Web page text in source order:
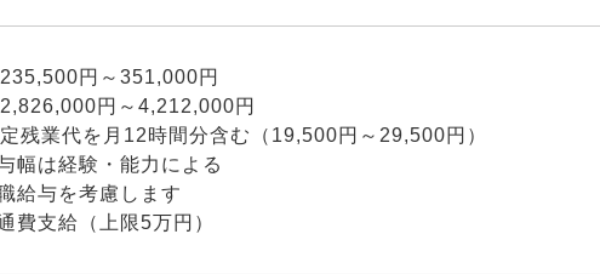
円～351,000円
円～4,212,000円
残業代を月12時間分含む（19,500円～29,500円）
幅は経験・能力による
給与を考慮します
費支給（上限5万円）